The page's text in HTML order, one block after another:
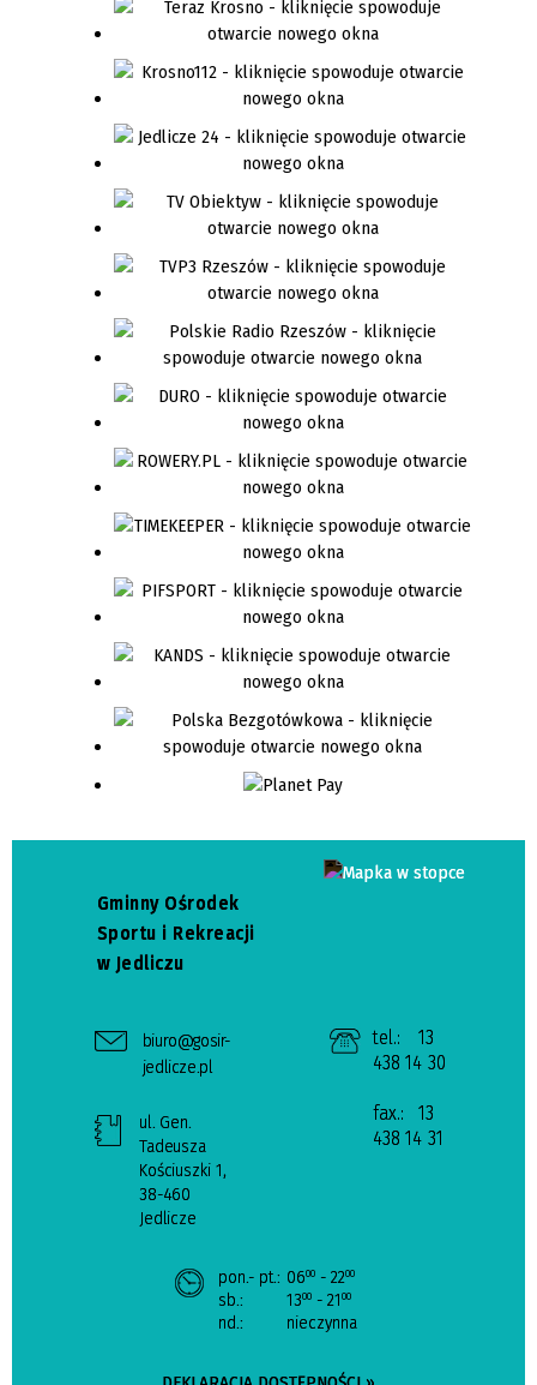
Gminny Ośrodek
Sportu i Rekreacji
w Jedliczu
biuro@gosir-
jedlicze.pl
ul. Gen.
Tadeusza
Kościuszki 1,
38-460
Jedlicze
tel.:
13
438 14 30
fax.:
13
438 14 31
pon.- pt.: 0600 - 2200
sb.: 1300 - 21 00
nd.: nieczynna